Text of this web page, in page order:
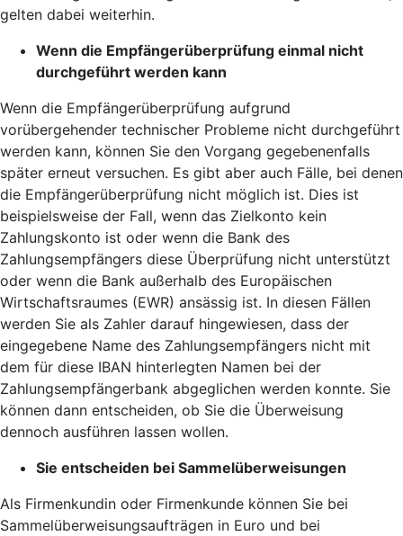
gelten dabei weiterhin.
Wenn die Empfängerüberprüfung einmal nicht
durchgeführt werden kann
Wenn die Empfängerüberprüfung aufgrund
vorübergehender technischer Probleme nicht durchgeführt
werden kann, können Sie den Vorgang gegebenenfalls
später erneut versuchen. Es gibt aber auch Fälle, bei denen
die Empfängerüberprüfung nicht möglich ist. Dies ist
beispielsweise der Fall, wenn das Zielkonto kein
Zahlungskonto ist oder wenn die Bank des
Zahlungsempfängers diese Überprüfung nicht unterstützt
oder wenn die Bank außerhalb des Europäischen
Wirtschaftsraumes (EWR) ansässig ist. In diesen Fällen
werden Sie als Zahler darauf hingewiesen, dass der
eingegebene Name des Zahlungsempfängers nicht mit
dem für diese IBAN hinterlegten Namen bei der
Zahlungsempfängerbank abgeglichen werden konnte. Sie
können dann entscheiden, ob Sie die Überweisung
dennoch ausführen lassen wollen.
Sie entscheiden bei Sammelüberweisungen
Als Firmenkundin oder Firmenkunde können Sie bei
Sammelüberweisungsaufträgen in Euro und bei